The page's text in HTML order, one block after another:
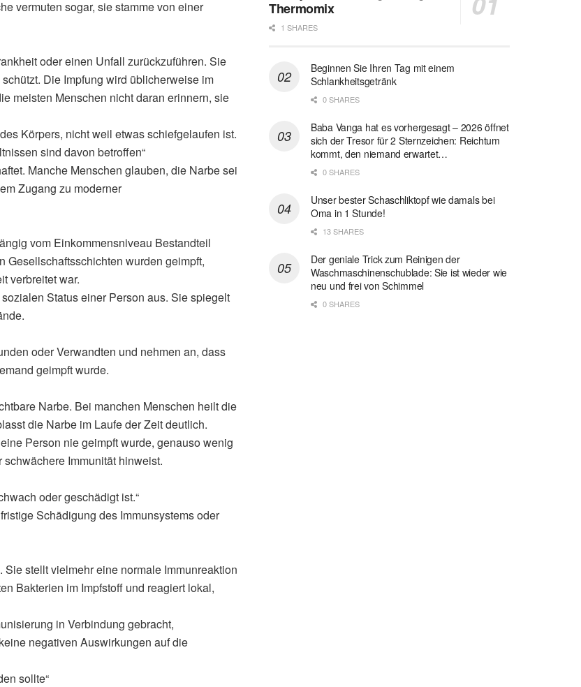
vermuten sogar, sie stamme von einer
oder einen Unfall zurückzuführen. Sie
Die Impfung wird üblicherweise im
meisten Menschen nicht daran erinnern, sie
Körpers, nicht weil etwas schiefgelaufen ist.
sind davon betroffen“
Manche Menschen glauben, die Narbe sei
Zugang zu moderner
vom Einkommensniveau Bestandteil
Gesellschaftsschichten wurden geimpft,
verbreitet war.
Status einer Person aus. Sie spiegelt
oder Verwandten und nehmen an, dass
geimpft wurde.
Narbe. Bei manchen Menschen heilt die
die Narbe im Laufe der Zeit deutlich.
Person nie geimpft wurde, genauso wenig
Immunität hinweist.
oder geschädigt ist.“
Schädigung des Immunsystems oder
stellt vielmehr eine normale Immunreaktion
Bakterien im Impfstoff und reagiert lokal,
in Verbindung gebracht,
negativen Auswirkungen auf die
sollte“
Thermomix
1 SHARES
Beginnen Sie Ihren Tag mit einem
Schlankheitsgetränk
0 SHARES
Baba Vanga hat es vorhergesagt – 2026 öffnet
sich der Tresor für 2 Sternzeichen: Reichtum
kommt, den niemand erwartet…
0 SHARES
Unser bester Schaschliktopf wie damals bei
Oma in 1 Stunde!
13 SHARES
Der geniale Trick zum Reinigen der
Waschmaschinenschublade: Sie ist wieder wie
neu und frei von Schimmel
0 SHARES